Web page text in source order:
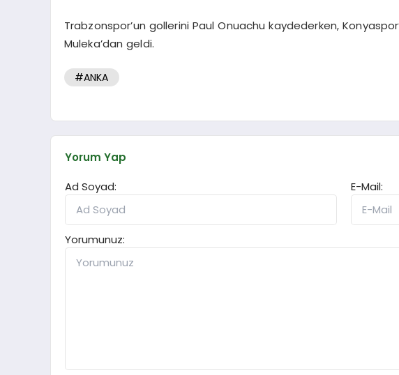
Trabzonspor’un gollerini Paul Onuachu kaydederken,
Muleka’dan geldi.
#ANKA
Yorum Yap
Ad Soyad:
E-Mail:
Yorumunuz: